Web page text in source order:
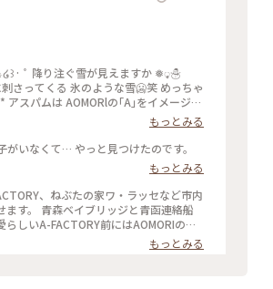
໒꒱· ﾟ 降り注ぐ雪が見えますか ❅◌̥☃
さってくる 氷のような雪🥶笑 めっちゃ
スパムは AOMORlの｢A｣をイメージし
アップルパイのお店です🍎🥧 残り少な
、 * #ことりっぷ
たりっぷ青森 #携帯写真 #fumitubu #
もっとみる
がいなくて… やっと見つけたのです。
もっとみる
田丸。
もっとみる